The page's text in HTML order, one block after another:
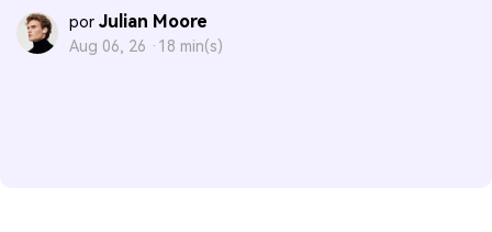
por Julian Moore
Aug 06, 26 · 18 min(s)